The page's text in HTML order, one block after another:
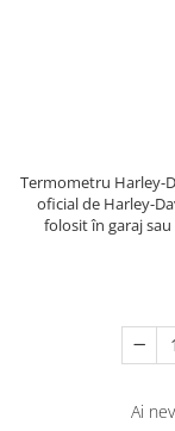
Termometru Harley-
oficial de Harley-
folosit în garaj
Ai